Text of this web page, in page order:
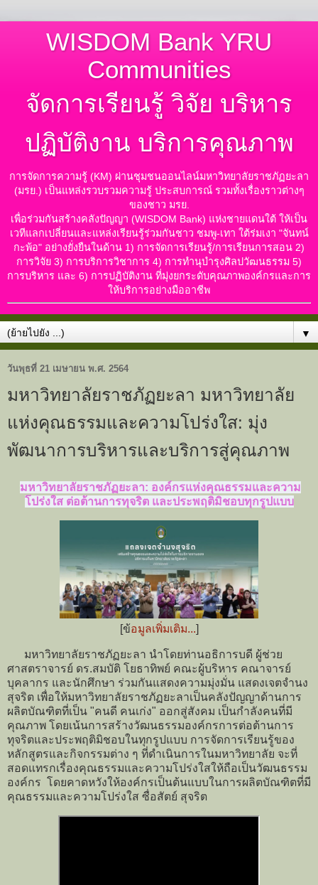
WISDOM Bank YRU
Communities
จัดการเรียนรู้ วิจัย บริหาร
ปฏิบัติงาน บริการคุณภาพ
การจัดการความรู้ (KM) ผ่านชุมชนออนไลน์มหาวิทยาลัยราชภัฏยะลา
(มรย.) เป็นแหล่งรวบรวมความรู้ ประสบการณ์ รวมทั้งเรื่องราวต่างๆ
ของชาว มรย.
เพื่อร่วมกันสร้างคลังปัญญา (WISDOM Bank) แห่งชายแดนใต้ ให้เป็น
เวทีแลกเปลี่ยนและแหล่งเรียนรู้ร่วมกันชาว ชมพู-เทา ใต้ร่มเงา "จันทน์
กะพ้อ" อย่างยั่งยืนในด้าน 1) การจัดการเรียนรู้/การเรียนการสอน 2)
การวิจัย 3) การบริการวิชาการ 4) การทำนุบำรุงศิลปวัฒนธรรม 5)
การบริหาร และ 6) การปฏิบัติงาน ที่มุ่งยกระดับคุณภาพองค์กรและการ
ให้บริการอย่างมืออาชีพ
▼
วันพุธที่ 21 เมษายน พ.ศ. 2564
มหาวิทยาลัยราชภัฏยะลา มหาวิทยาลัย
แห่งคุณธรรมและความโปร่งใส: มุ่ง
พัฒนาการบริหารและบริการสู่คุณภาพ
มหาวิทยาลัยราชภัฏยะลา: องค์กรแห่งคุณธรรมและความ
โปร่งใส ต่อต้านการทุจริต และประพฤติมิชอบทุกรูปแบบ
[ข้อมูลเพิ่มเติม...]
มหาวิทยาลัยราชภัฏยะลา นำโดยท่านอธิการบดี ผู้ช่วย
ศาสตราจารย์ ดร.สมบัติ โยธาทิพย์ คณะผู้บริหาร คณาจารย์
บุคลากร และนักศึกษา ร่วมกันแสดงความมุ่งมั่น แสดงเจตจำนง
สุจริต เพื่อให้มหาวิทยาลัยราชภัฏยะลาเป็นคลังปัญญาด้านการ
ผลิตบัณฑิตที่เป็น "คนดี คนเก่ง" ออกสู่สังคม เป็นกำลังคนที่มี
คุณภาพ โดยเน้นการสร้างวัฒนธรรมองค์กรการต่อต้านการ
ทุจริตและประพฤติมิชอบในทุกรูปแบบ การจัดการเรียนรู้ของ
หลักสูตรและกิจกรรมต่าง ๆ ที่ดำเนินการในมหาวิทยาลัย จะที่
สอดแทรกเรื่องคุณธรรมและความโปร่งใสให้ถือเป็นวัฒนธรรม
องค์กร โดยคาดหวังให้องค์กรเป็นต้นแบบในการผลิตบัณฑิตที่มี
คุณธรรมและความโปร่งใส ซื่อสัตย์ สุจริต